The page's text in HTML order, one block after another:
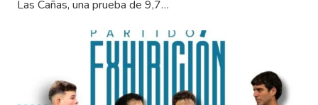
Las Cañas, una prueba de 9,7…